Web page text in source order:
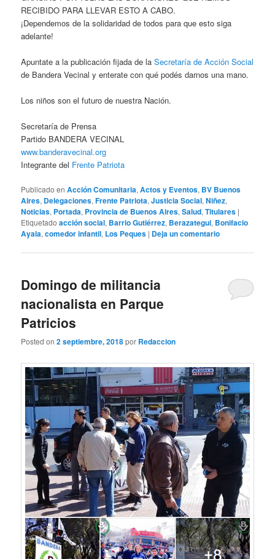
RECIBIDO PARA LLEVAR ESTO A CABO.
¡Dependemos de la solidaridad de todos para que esto siga
adelante!
Apuntate a la publicación fijada de laSecretaría de Acción Social
de Bandera Vecinal y enterate con qué podés darnos una mano.
Los niños son el futuro de nuestra Nación.
Secretaría de Prensa
Partido BANDERA VECINAL
www.banderavecinal.org
Integrante del Frente Patriota
Publicado en Acción Comunitaria,Actos y Eventos, BV Buenos
Aires, Delegaciones,Frente Patriota,Justicia Social,Niñez,
Noticias, Portada, Provincia de Buenos Aires,Salud,Titulares |
Etiquetado acción social, Barrio Gutiérrez, Berazategui, Bonifacio
Ayala,comedor infantil, Los Peques | Deja un comentario
Domingo de militancia
nacionalista en Parque
Patricios
Posted on2 septiembre, 2018por Redaccion